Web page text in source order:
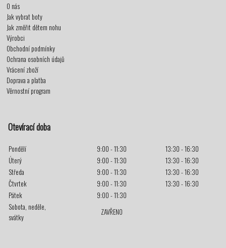
O nás
Jak vybrat boty
Jak změřit dětem nohu
Výrobci
Obchodní podmínky
Ochrana osobních údajů
Vrácení zboží
Doprava a platba
Věrnostní program
Otevírací doba
Pondělí 9:00 - 11:30
13:30 - 16:30
Úterý
9:00 - 11:30
13:30 - 16:30
Středa
9:00 - 11:30
13:30 - 16:30
Čtvrtek
9:00 - 11:30
13:30 - 16:30
Pátek
9:00 - 11:30
Sobota, neděle,
svátky
ZAVŘENO